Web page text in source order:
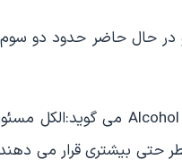
در حال حاضر حدود دو
بیشتری قرار می